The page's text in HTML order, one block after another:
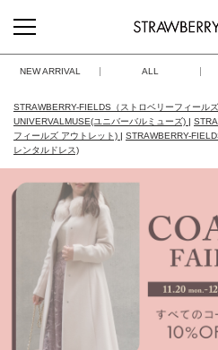
NEW ARRIVAL ALL
STRAWBERRY-FIELDS（ストロベリーフィール
UNIVERVALMUSE(ユニバーバルミューズ) |
フィールズ アウトレット) | STRAWBERRY-
レンタルドレス)